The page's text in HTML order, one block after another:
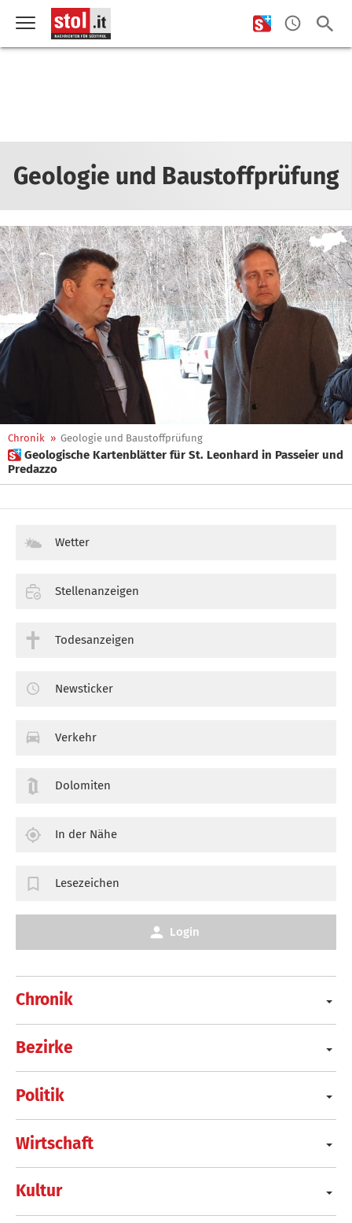
Geologie und Baustoffprüfung
Chronik » Geologie und Baustoffprüfung
 Geologische Kartenblätter für St. Leonhard in Passeier und
Predazzo
Chronik
Bezirke
Politik
Wirtschaft
Kultur
Wetter
Stellenanzeigen
Todesanzeigen
Newsticker
Verkehr
Dolomiten
In der Nähe
Lesezeichen
Login